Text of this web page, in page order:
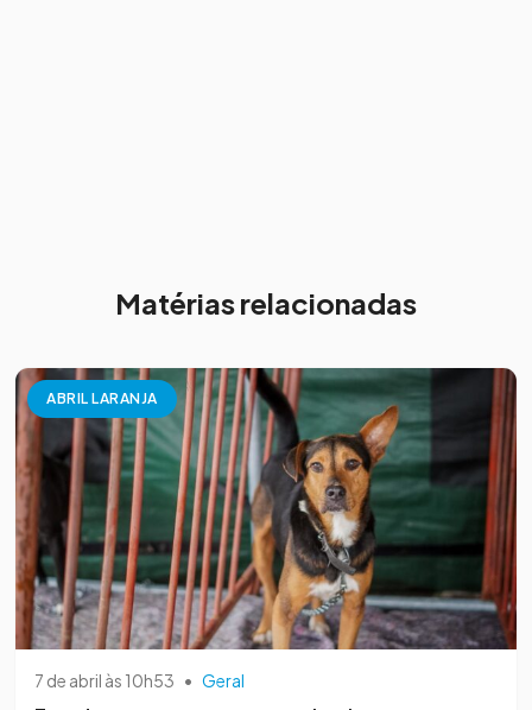
Matérias relacionadas
ABRIL LARANJA
7 de abril às 10h53 • Geral